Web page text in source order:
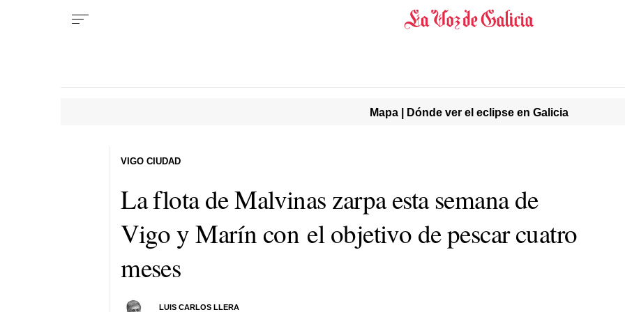
Mapa | Dónde ver el eclipse en Galicia
La flota de Malvinas zarpa esta semana de
Vigo y Marín con el objetivo de pescar cuatro
meses
LUIS CARLOS LLERA
VIGO CIUDAD